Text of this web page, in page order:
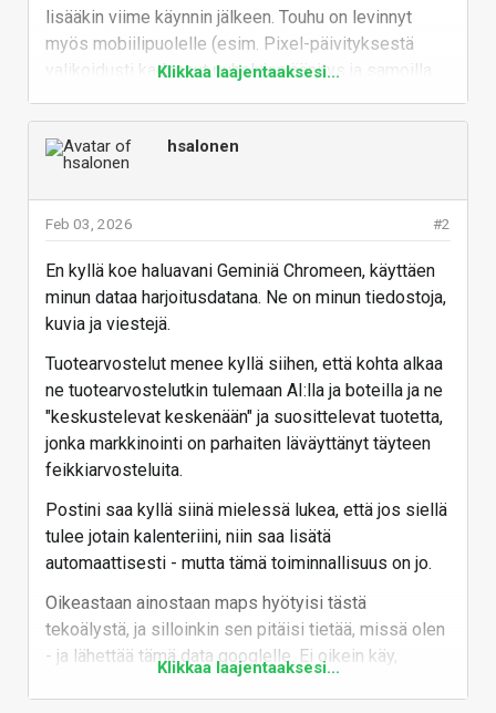
lisääkin viime käynnin jälkeen. Touhu on levinnyt
myös mobiilipuolelle (esim. Pixel-päivityksestä
valikoidusti kadonnut puhelujen äänitys ja samoilla
Eipä kai leikillinen muutaman miljardin kilpailusakko
ketään loukkaa, mutta muuta järkevää selitystä tälle
näpäyttänyt myös Microsoftia aina silloin tällöin,
joten voisi kuvitella samojen "lakien" estävän myös
Edgen kyljessä kulkevan sivupalkin ja sen
kontekstuaaliset toiminnot. Tai jonkun Perplexityn
Cometin kaltaisen selaimen, joka on tehty vain tätä
Google voisi lopuksi vaikka blokata kaiken
viestintäsisällön näiltä lakeuksilta. Ignorance is
bliss, tai jotain sinne päin. Onneksi pro-tilausta riittää
kevääseen asti. Voi vaikka generoida kissakuvia ja
Vastaa
Klikkaa laajentaaksesi...
hsalonen
#2
Feb 03, 2026
En kyllä koe haluavani Geminiä Chromeen, käyttäen
minun dataa harjoitusdatana. Ne on minun tiedostoja,
kuvia ja viestejä.
Tuotearvostelut menee kyllä siihen, että kohta alkaa
ne tuotearvostelutkin tulemaan AI:lla ja boteilla ja ne
"keskustelevat keskenään" ja suosittelevat tuotetta,
jonka markkinointi on parhaiten läväyttänyt täyteen
feikkiarvosteluita.
Postini saa kyllä siinä mielessä lukea, että jos siellä
tulee jotain kalenteriini, niin saa lisätä
automaattisesti - mutta tämä toiminnallisuus on jo.
Oikeastaan ainostaan maps hyötyisi tästä
tekoälystä, ja silloinkin sen pitäisi tietää, missä olen
- ja lähettää tämä data googlelle. Ei oikein käy,
Suomessa - mutta ulkomailla saa toki trackata ja
Klikkaa laajentaaksesi...